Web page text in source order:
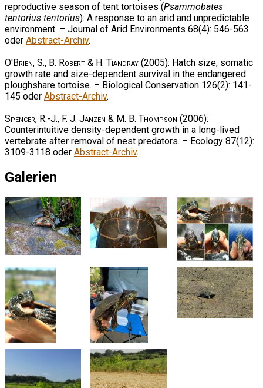
reproductive season of tent tortoises (Psammobates
tentorius tentorius): A response to an arid and unpredictable
environment. – Journal of Arid Environments 68(4): 546-563
oder Abstract-Archiv.
O'Brien, S., B. Robert & H. Tiandray (2005): Hatch size, somatic
growth rate and size-dependent survival in the endangered
ploughshare tortoise. – Biological Conservation 126(2): 141-
145 oder Abstract-Archiv.
Spencer, R.-J., F. J. Janzen & M. B. Thompson (2006):
Counterintuitive density-dependent growth in a long-lived
vertebrate after removal of nest predators. – Ecology 87(12):
3109-3118 oder Abstract-Archiv.
Galerien